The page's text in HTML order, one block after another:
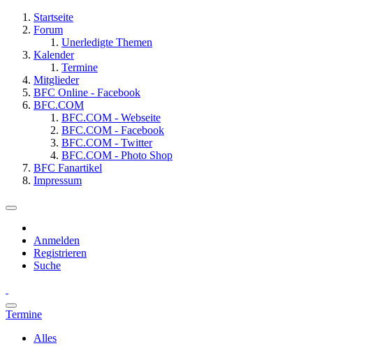
Startseite
Forum
Unerledigte Themen
Kalender
Termine
Mitglieder
BFC Online - Facebook
BFC.COM
BFC.COM - Webseite
BFC.COM - Facebook
BFC.COM - Twitter
BFC.COM - Photo Shop
BFC Fanartikel
Impressum
Anmelden
Registrieren
Suche
Termine
Alles